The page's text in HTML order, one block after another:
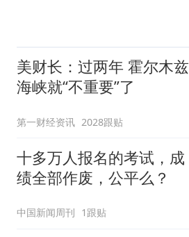
美财长：过两年 霍尔木兹
海峡就“不重要”了
第一财经资讯 2028跟贴
十多万人报名的考试，成
绩全部作废，公平么？
中国新闻周刊 1跟贴